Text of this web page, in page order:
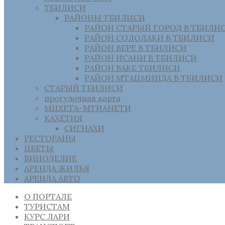
ТБИЛИСИ
РАЙОНЫ ТБИЛИСИ
РАЙОН СТАРЫЙ ГОРОД В
РАЙОН СОЛОЛАКИ В ТБИЛИСИ
РАЙОН ВЕРЕ В ТБИЛИСИ
РАЙОН ИСАНИ В ТБИЛИСИ
РАЙОН ВАКЕ ТБИЛИСИ
РАЙОН МТАЦМИНДА В ТБИЛИСИ
СТАРЫЙ ТБИЛИСИ
прогулочная карта
МЦХЕТА-МТИАНЕТИ
КАХЕТИЯ
СИГНАХИ
РЕСТОРАНЫ
ЦВЕТЫ
ВИНОДЕЛИЕ
АРЕНДА ЖИЛЬЯ
АРЕНДА АВТО
О ПОРТАЛЕ
ТУРИСТАМ
КУРС ЛАРИ